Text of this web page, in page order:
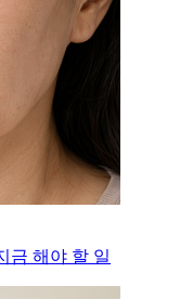
금 해야 할 일